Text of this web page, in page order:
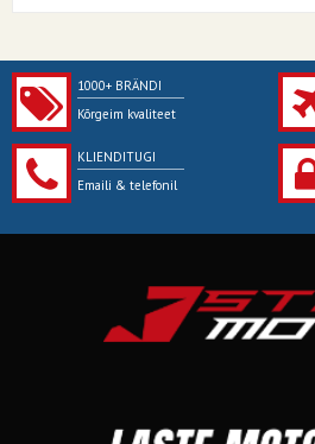
1000+ BRÄNDI
Kõrgeim kvaliteet
KLIENDITUGI
Emaili & telefonil